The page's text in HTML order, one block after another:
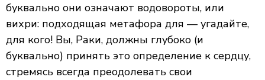
буквально они означают водовороты, или
вихри: подходящая метафора для — угадайте,
для кого! Вы, Раки, должны глубоко (и
буквально) принять это определение к сердцу,
стремясь всегда преодолевать свои